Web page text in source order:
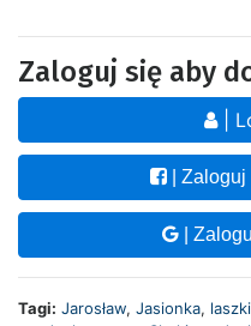
Zaloguj się aby
|
|
|
Tagi: Jarosław, Jasionka, laszki